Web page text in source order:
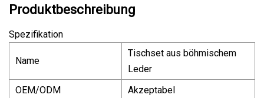
Produktbeschreibung
Spezifikation
Name
Tischset aus böhmischem
Leder
OEM/ODM
Akzeptabel